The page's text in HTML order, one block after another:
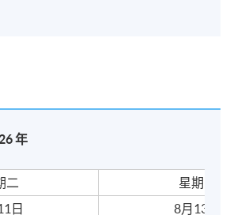
年
二
星期四
日
8月13日